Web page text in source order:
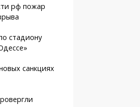
рф пожар
стадиону
санкциях